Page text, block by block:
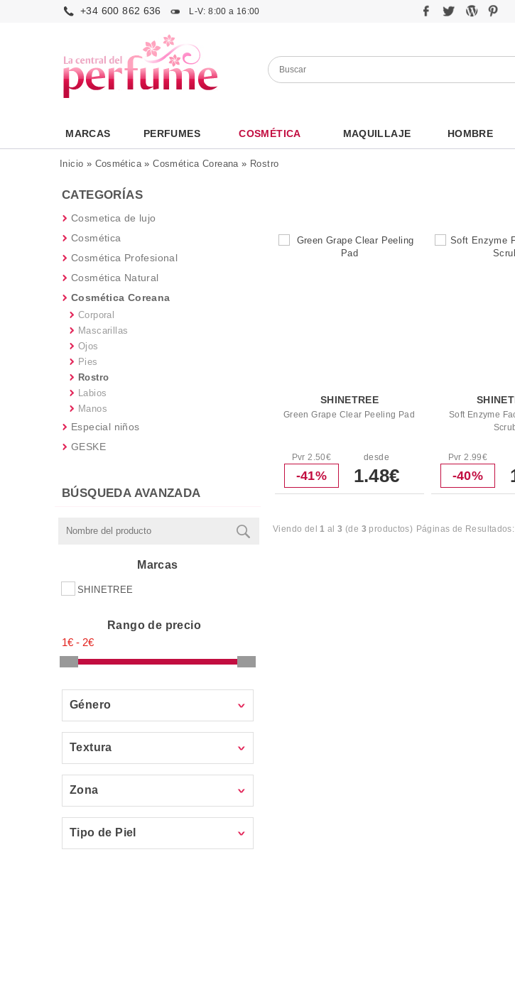
+34 600 862 636 L-V: 8:00 a 16:00
MARCAS PERFUMES COSMÉTICA MAQUILLAJE HOMBRE
Inicio » Cosmética»Cosmética Coreana» Rostro
CATEGORÍAS
Cosmetica de lujo
Cosmética
Cosmética Profesional
Cosmética Natural
Cosmética Coreana
Corporal
Mascarillas
Ojos
Pies
Rostro
Labios
Manos
Especial niños
GESKE
BÚSQUEDA AVANZADA
Marcas
SHINETREE
Rango de precio
Género
Textura
Zona
Tipo de Piel
SHINETREE
Green Grape Clear Peeling Pad
Pvr 2.50€
-41%
desde
1.48€
Soft Enzyme
Pvr 2.99€
-40%
Viendo del1 al3 (de 3 productos) Páginas de